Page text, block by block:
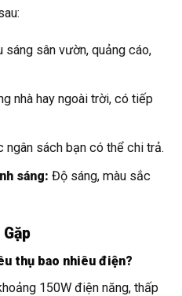
sáng sân vườn, quảng cáo,
nhà hay ngoài trời, có tiếp
ngân sách bạn có thể chi trả.
sáng: Độ sáng, màu sắc
thụ bao nhiêu điện?
150W điện năng, thấp